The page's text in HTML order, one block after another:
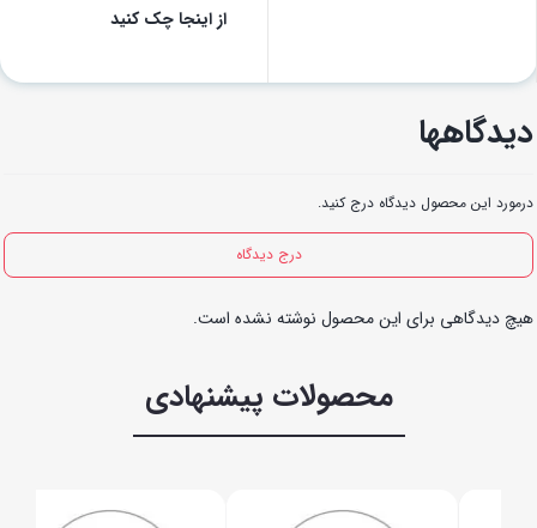
از اینجا چک کنید
دیدگاهها
درمورد این محصول دیدگاه درج کنید.
درج دیدگاه
هیچ دیدگاهی برای این محصول نوشته نشده است.
محصولات پیشنهادی